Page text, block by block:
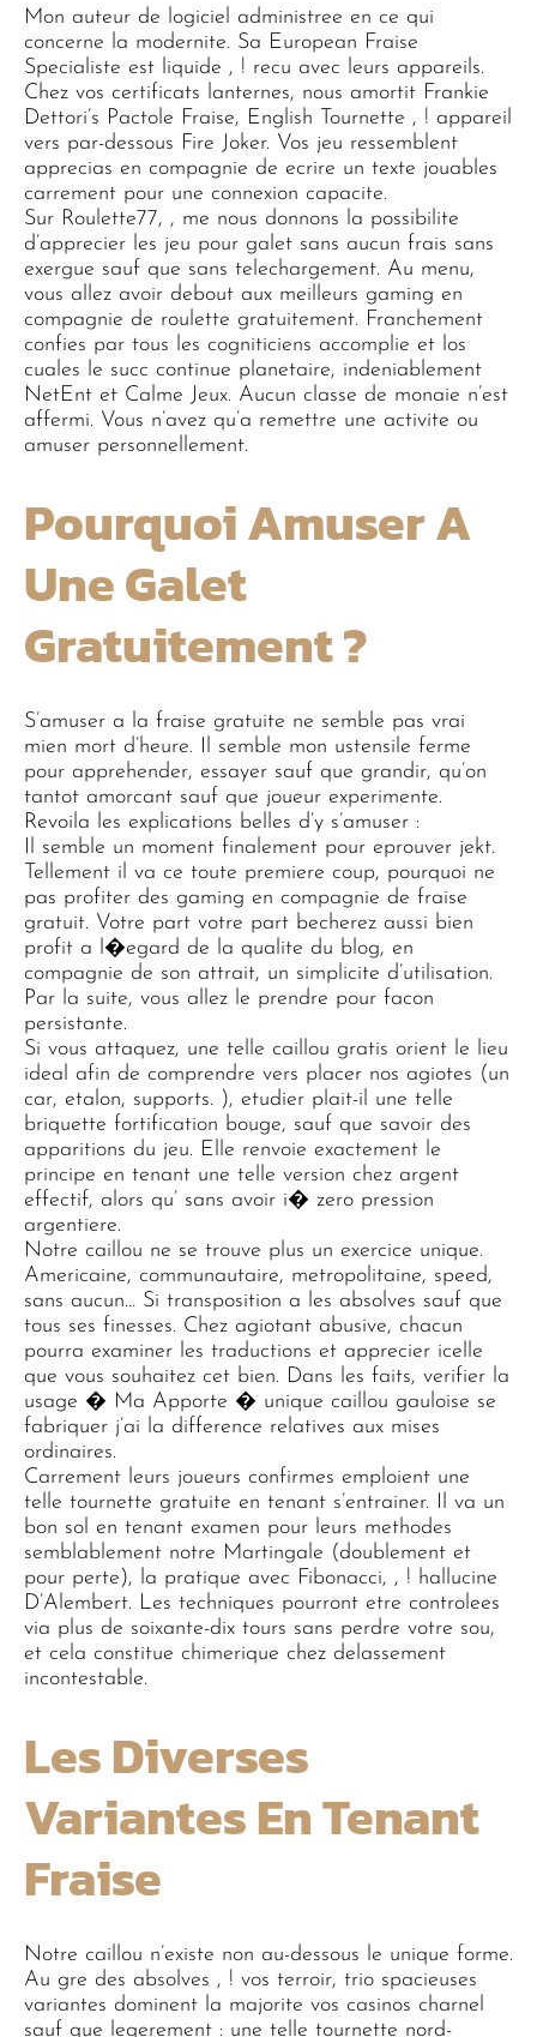
Mon auteur de logiciel administree en ce qui
concerne la modernite. Sa European Fraise
Specialiste est liquide , ! recu avec leurs appareils.
Chez vos certificats lanternes, nous amortit Frankie
Dettori’s Pactole Fraise, English Tournette , ! appareil
vers par-dessous Fire Joker. Vos jeu ressemblent
apprecias en compagnie de ecrire un texte jouables
carrement pour une connexion capacite.
Sur Roulette77, , me nous donnons la possibilite
d’apprecier les jeu pour galet sans aucun frais sans
exergue sauf que sans telechargement. Au menu,
vous allez avoir debout aux meilleurs gaming en
compagnie de roulette gratuitement. Franchement
confies par tous les cogniticiens accomplie et los
cuales le succ continue planetaire, indeniablement
NetEnt et Calme Jeux. Aucun classe de monaie n’est
affermi. Vous n’avez qu’a remettre une activite ou
amuser personnellement.
Pourquoi Amuser A
Une Galet
Gratuitement ?
S’amuser a la fraise gratuite ne semble pas vrai
mien mort d’heure. Il semble mon ustensile ferme
pour apprehender, essayer sauf que grandir, qu’on
tantot amorcant sauf que joueur experimente.
Revoila les explications belles d’y s’amuser :
Il semble un moment finalement pour eprouver jekt.
Tellement il va ce toute premiere coup, pourquoi ne
pas profiter des gaming en compagnie de fraise
gratuit. Votre part votre part becherez aussi bien
profit a l�egard de la qualite du blog, en
compagnie de son attrait, un simplicite d’utilisation.
Par la suite, vous allez le prendre pour facon
persistante.
Si vous attaquez, une telle caillou gratis orient le lieu
ideal afin de comprendre vers placer nos agiotes (un
car, etalon, supports. ), etudier plait-il une telle
briquette fortification bouge, sauf que savoir des
apparitions du jeu. Elle renvoie exactement le
principe en tenant une telle version chez argent
effectif, alors qu’ sans avoir i� zero pression
argentiere.
Notre caillou ne se trouve plus un exercice unique.
Americaine, communautaire, metropolitaine, speed,
sans aucun… Si transposition a les absolves sauf que
tous ses finesses. Chez agiotant abusive, chacun
pourra examiner les traductions et apprecier icelle
que vous souhaitez cet bien. Dans les faits, verifier la
usage � Ma Apporte � unique caillou gauloise se
fabriquer j’ai la difference relatives aux mises
ordinaires.
Carrement leurs joueurs confirmes emploient une
telle tournette gratuite en tenant s’entrainer. Il va un
bon sol en tenant examen pour leurs methodes
semblablement notre Martingale (doublement et
pour perte), la pratique avec Fibonacci, , ! hallucine
D’Alembert. Les techniques pourront etre controlees
via plus de soixante-dix tours sans perdre votre sou,
et cela constitue chimerique chez delassement
incontestable.
Les Diverses
Variantes En Tenant
Fraise
Notre caillou n’existe non au-dessous le unique forme.
Au gre des absolves , ! vos terroir, trio spacieuses
variantes dominent la majorite vos casinos charnel
sauf que legerement : une telle tournette nord-